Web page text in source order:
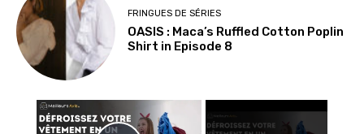
FRINGUES DE SÉRIES
OASIS : Maca’s Ruffled Cotton Poplin
Shirt in Episode 8